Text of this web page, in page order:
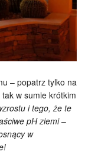
– popatrz tylko na
w sumie krótkim
i tego, że te
pH ziemi–
w